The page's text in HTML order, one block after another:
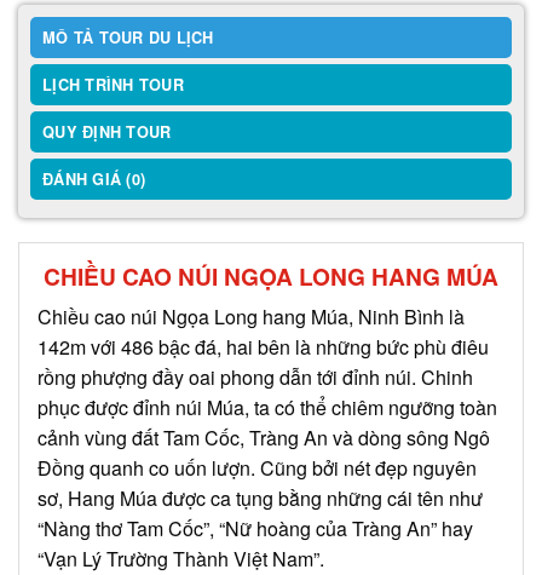
MÔ TẢ TOUR DU LỊCH
LỊCH TRÌNH TOUR
QUY ĐỊNH TOUR
ĐÁNH GIÁ (0)
CHIỀU CAO NÚI NGỌA LONG HANG MÚA
Chiều cao núi Ngọa Long hang Múa, Ninh Bình là
142m với 486 bậc đá, hai bên là những bức phù điêu
rồng phượng đầy oai phong dẫn tới đỉnh núi. Chinh
phục được đỉnh núi Múa, ta có thể chiêm ngưỡng toàn
cảnh vùng đất Tam Cốc, Tràng An và dòng sông Ngô
Đồng quanh co uốn lượn. Cũng bởi nét đẹp nguyên
sơ, Hang Múa được ca tụng bằng những cái tên như
“Nàng thơ Tam Cốc”, “Nữ hoàng của Tràng An” hay
“Vạn Lý Trường Thành Việt Nam”.